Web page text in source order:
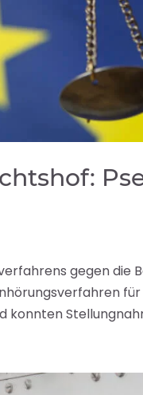
gegen die
konnten